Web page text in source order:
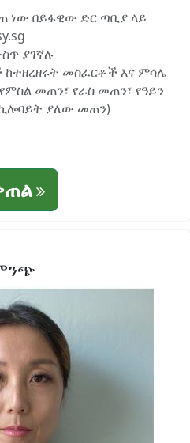
ነው በይፋዊው ድር ጣቢያ ላይ
ያገኛሉ
መስፈርቶች እና ምሳሌ
መጠን፣ የራስ መጠን፣ የዓይን
ያለው መጠን)